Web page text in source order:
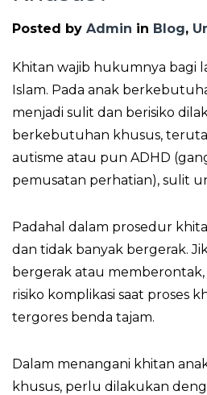
Posted by Admin in Blog,
Khitan wajib hukumnya bagi
Islam. Pada anak
menjadi sulit dan berisiko
berkebutuhan khusus,
autisme atau pun ADHD
pemusatan perhatian), sulit
Padahal dalam prosedur
dan tidak banyak bergerak.
bergerak atau
risiko komplikasi saat proses
tergores benda tajam.
Dalam menangani khitan
khusus, perlu dilakukan